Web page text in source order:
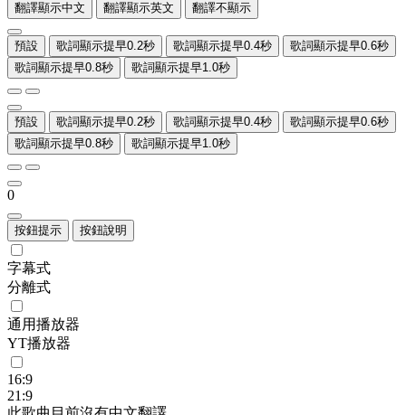
翻譯顯示中文 翻譯顯示英文 翻譯不顯示
預設 歌詞顯示提早0.2秒 歌詞顯示提早0.4秒
歌詞顯示提早0.6秒
歌詞顯示提早0.8秒
歌詞顯示提早1.0秒
預設 歌詞顯示提早0.2秒 歌詞顯示提早0.4秒
歌詞顯示提早0.6秒
歌詞顯示提早0.8秒
歌詞顯示提早1.0秒
0
按鈕提示 按鈕說明
字幕式
分離式
通用播放器
YT播放器
16:9
21:9